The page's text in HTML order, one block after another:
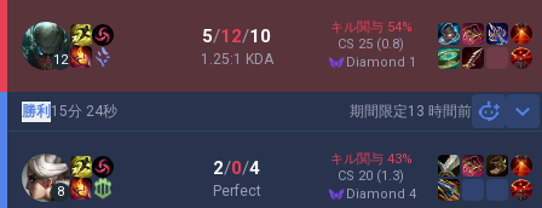
12
5/12/10
1.25:1 KDA
キル関与 54%
CS 25 (0.8)
diamond 1
期間限定13 時間前
勝利 15分 24秒
8
2/0/4
Perfect
キル関与 43%
CS 20 (1.3)
diamond 4